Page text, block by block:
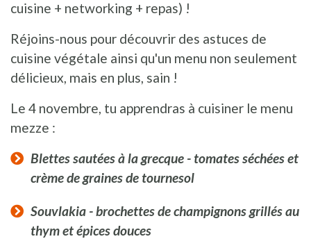
cuisine + networking + repas) !
Réjoins-nous pour découvrir des astuces de
cuisine végétale ainsi qu'un menu non seulement
délicieux, mais en plus, sain !
Le 4 novembre, tu apprendras à cuisiner le menu
mezze :
Blettes sautées à la grecque - tomates séchées et
crème de graines de tournesol
Souvlakia - brochettes de champignons grillés au
thym et épices douces